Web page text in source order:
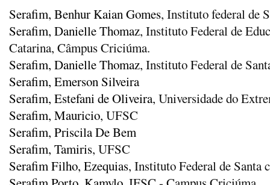
Serafim, Benhur Kaian Gomes, Instituto federal de
Serafim, Danielle Thomaz, Instituto Federal de
Catarina, Câmpus Criciúma.
Serafim, Danielle Thomaz, Instituto Federal de
Serafim, Emerson Silveira
Serafim, Estefani de Oliveira, Universidade do
Serafim, Mauricio, UFSC
Serafim, Priscila De Bem
Serafim, Tamiris, UFSC
Serafim Filho, Ezequias, Instituto Federal de Santa